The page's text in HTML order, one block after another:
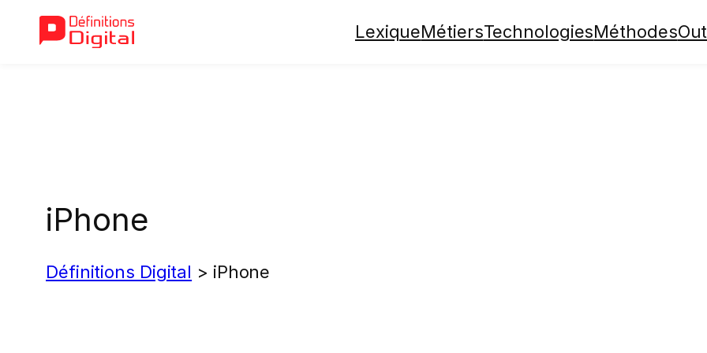
LexiqueMétiersTechnologiesMéthodes
iPhone
Définitions Digital > iPhone